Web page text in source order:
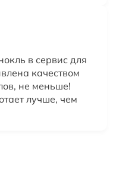
в сервис для
качеством
не меньше!
лучше, чем